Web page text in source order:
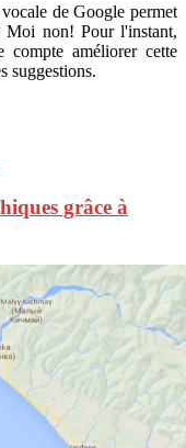
de Google permet
Moi non! Pour l'instant,
compte améliorer cette
suggestions.
grâce à